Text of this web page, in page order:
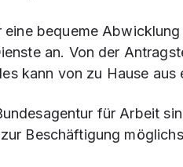
eine bequeme
an. Von der
kann von zu Hause aus
für Arbeit
Beschäftigung